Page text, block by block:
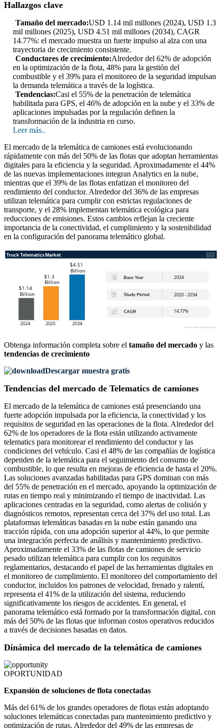
Hallazgos clave
Tamaño del mercado:USD 1.14 mil millones (2024), USD 1.3
mil millones (2025), USD 4.51 mil millones (2034), CAGR
14.77%: el mercado muestra un fuerte impulso al alza con una
trayectoria de crecimiento consistente.
Conductores de crecimiento:Alrededor del 62% de adopción
en la optimización de la flota, 48% para la gestión del
combustible y el 39% para el monitoreo de la seguridad impulsan
la demanda telemática a través de la logística.
Tendencias:Casi el 55% de la penetración de telemática
habilitada para GPS, el 46% de adopción en la nube y el 33% de
aplicaciones impulsadas por la regulación definen la
transformación de la industria en curso.
Leer más..
El mercado de la telemática de camiones está evolucionando
rápidamente con más del 50% de las flotas que adoptan herramientas
digitales para la eficiencia y la seguridad. Aproximadamente el 44%
de las nuevas implementaciones integran Analytics en la nube,
mientras que el 39% de las flotas enfatizan el monitoreo del
rendimiento del conductor. Alrededor del 36% de las empresas
utilizan telemática para cumplir con estrictas regulaciones de
transporte, y el 28% implementan telemática ecológica para
reducciones de emisiones. Estos cambios reflejan la creciente
importancia de la conectividad, el cumplimiento y la sostenibilidad
en la configuración del panorama telemático global.
Obtenga información completa sobre el tamaño del mercado y las
tendencias de crecimiento
Descargar muestra gratis
Tendencias del mercado de Telematics de camiones
El mercado de la telemática de camiones está presenciando una
fuerte adopción impulsada por la eficiencia, la conectividad y los
requisitos de seguridad en las operaciones de la flota. Alrededor del
62% de los operadores de la flota están utilizando activamente
telematics para monitorear el rendimiento del conductor y las
condiciones del vehículo. Casi el 48% de las compañías de logística
dependen de la telemática para el seguimiento del consumo de
combustible, lo que resulta en mejoras de eficiencia de hasta el 20%.
Las soluciones avanzadas habilitadas para GPS dominan con más
del 55% de penetración en el mercado, apoyando la optimización de
rutas en tiempo real y minimizando el tiempo de inactividad. Las
aplicaciones centradas en la seguridad, como alertas de colisión y
diagnósticos remotos, representan cerca del 37% del uso total. Las
plataformas telemáticas basadas en la nube están ganando una
tracción rápida, con una adopción superior al 44%, lo que permite
una integración perfecta de análisis y mantenimiento predictivo.
Aproximadamente el 33% de las flotas de camiones de servicio
pesado utilizan telemática para cumplir con los requisitos
reglamentarios, destacando el papel de las herramientas digitales en
el monitoreo de cumplimiento. El monitoreo del comportamiento del
conductor, incluidos los patrones de velocidad, frenado y ralentí,
representa el 41% de la utilización del sistema, reduciendo
significativamente los riesgos de accidentes. En general, el
panorama telemático está formado por la transformación digital, con
más del 50% de las flotas que informan costos operativos reducidos
a través de decisiones basadas en datos.
Dinámica del mercado de la telemática de camiones
OPORTUNIDAD
Expansión de soluciones de flota conectadas
Más del 61% de los grandes operadores de flotas están adoptando
soluciones telemáticas conectadas para mantenimiento predictivo y
optimización de rutas. Alrededor del 49% de las empresas de